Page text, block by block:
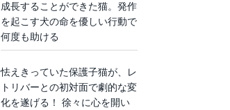
成長することができた猫。発作
を起こす犬の命を優しい行動で
何度も助ける
怯えきっていた保護子猫が、レ
トリバーとの初対面で劇的な変
化を遂げる！ 徐々に心を開い